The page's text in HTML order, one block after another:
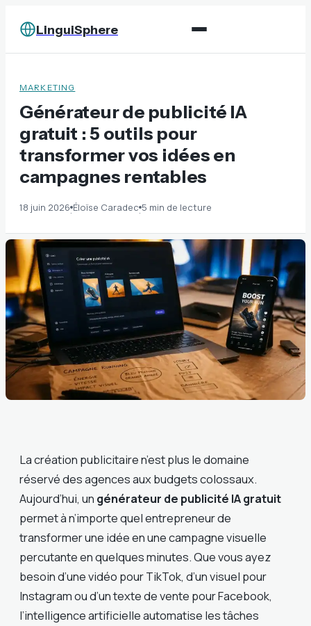
LinguiSphere
MARKETING
Générateur de publicité IA
gratuit : 5 outils pour
transformer vos idées en
campagnes rentables
18 juin 2026·Éloïse Caradec·5 min de lecture
La création publicitaire n’est plus le domaine
réservé des agences aux budgets colossaux.
Aujourd’hui, un générateur de publicité IA gratuit
permet à n’importe quel entrepreneur de
transformer une idée en une campagne visuelle
percutante en quelques minutes. Que vous ayez
besoin d’une vidéo pour TikTok, d’un visuel pour
Instagram ou d’un texte de vente pour Facebook,
l’intelligence artificielle automatise les tâches